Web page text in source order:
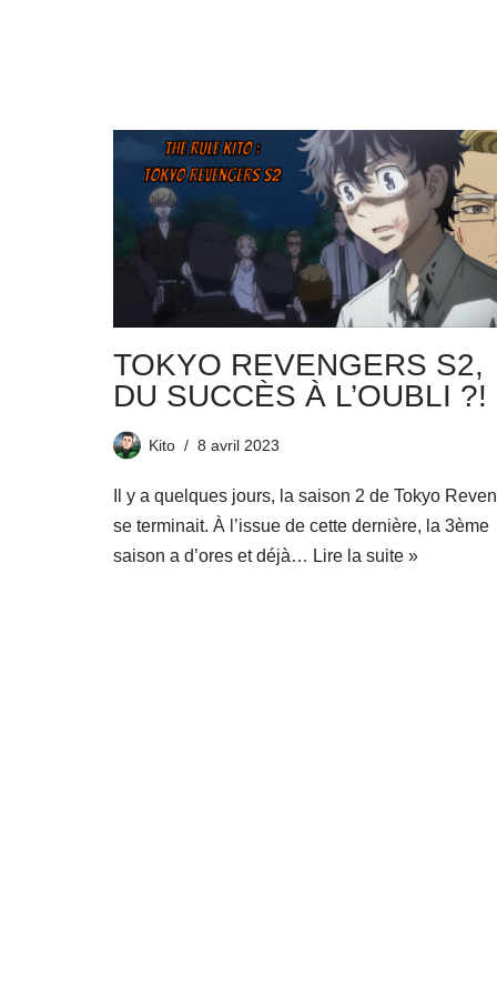
TOKYO REVENGERS S2,
DU SUCCÈS À L’OUBLI ?!
Kito 8 avril 2023
Il y a quelques jours, la saison 2 de Tokyo
se terminait. À l’issue de cette dernière, la 3ème
saison a d’ores et déjà… Lire la suite »